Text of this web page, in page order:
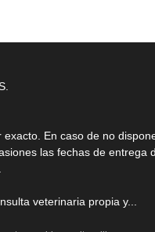
En caso de no
las fechas de entrega
veterinaria propia y...